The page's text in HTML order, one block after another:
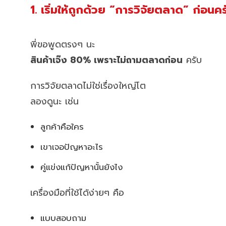
1. เริ่มให้ถูกด้วย “การวิจัยตลาด” ก่อนค
พี่ขอพูดตรงๆ นะ
สินค้าเจ๊ง 80% เพราะไม่ถามตลาดก่อน ครับ
การวิจัยตลาดไม่ใช่เรื่องใหญ่โต
ลองดูนะ เช่น
ลูกค้าคือใคร
เขาเจอปัญหาอะไร
คู่แข่งแก้ปัญหานั้นยังไง
เครื่องมือที่ใช้ได้ง่ายๆ คือ
แบบสอบถาม